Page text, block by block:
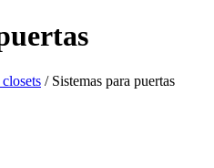
/ Sistemas para puertas